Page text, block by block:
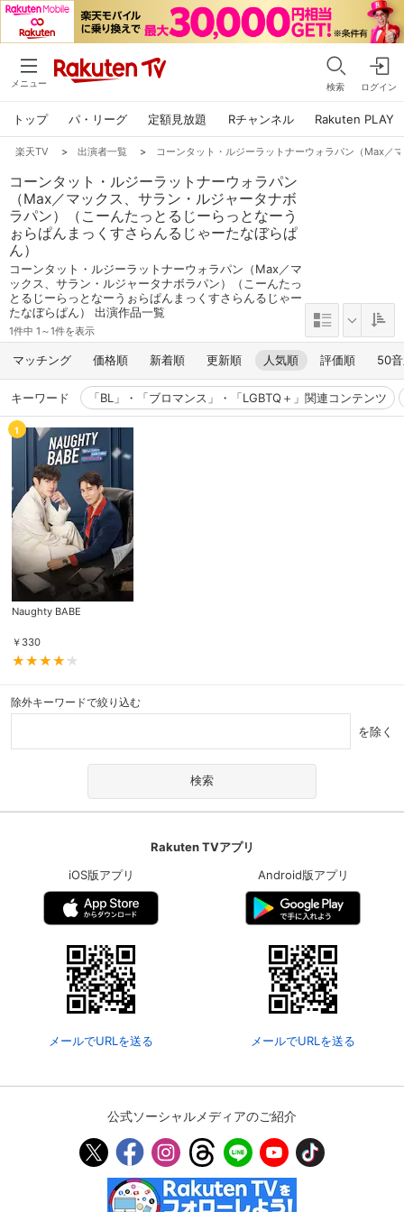
メニュー 検索 ログイン
トップ パ・リーグ 定額見放題 Rチャンネル Rakuten PLAY
楽天TV > 出演者一覧 > コーンタット・ルジーラットナーウォラパン（Max／
コーンタット・ルジーラットナーウォラパン
（Max／マックス、サラン・ルジャータナボ
ラパン）（こーんたっとるじーらっとなーう
ぉらぱんまっくすさらんるじゃーたなぼらぱ
ん）
コーンタット・ルジーラットナーウォラパン（Max／マ
ックス、サラン・ルジャータナボラパン）（こーんたっ
とるじーらっとなーうぉらぱんまっくすさらんるじゃー
たなぼらぱん） 出演作品一覧
1件中 1～1件を表示
マッチング 価格順 新着順 更新順 人気順 評価順 50
キーワード 「BL」・「ブロマンス」・「LGBTQ＋」関連コンテンツ
1
Naughty BABE
￥ 330
除外キーワードで絞り込む
を除く
Rakuten TVアプリ
iOS版アプリ
メールでURLを送る
Android版アプリ
メールでURLを送る
公式ソーシャルメディアのご紹介